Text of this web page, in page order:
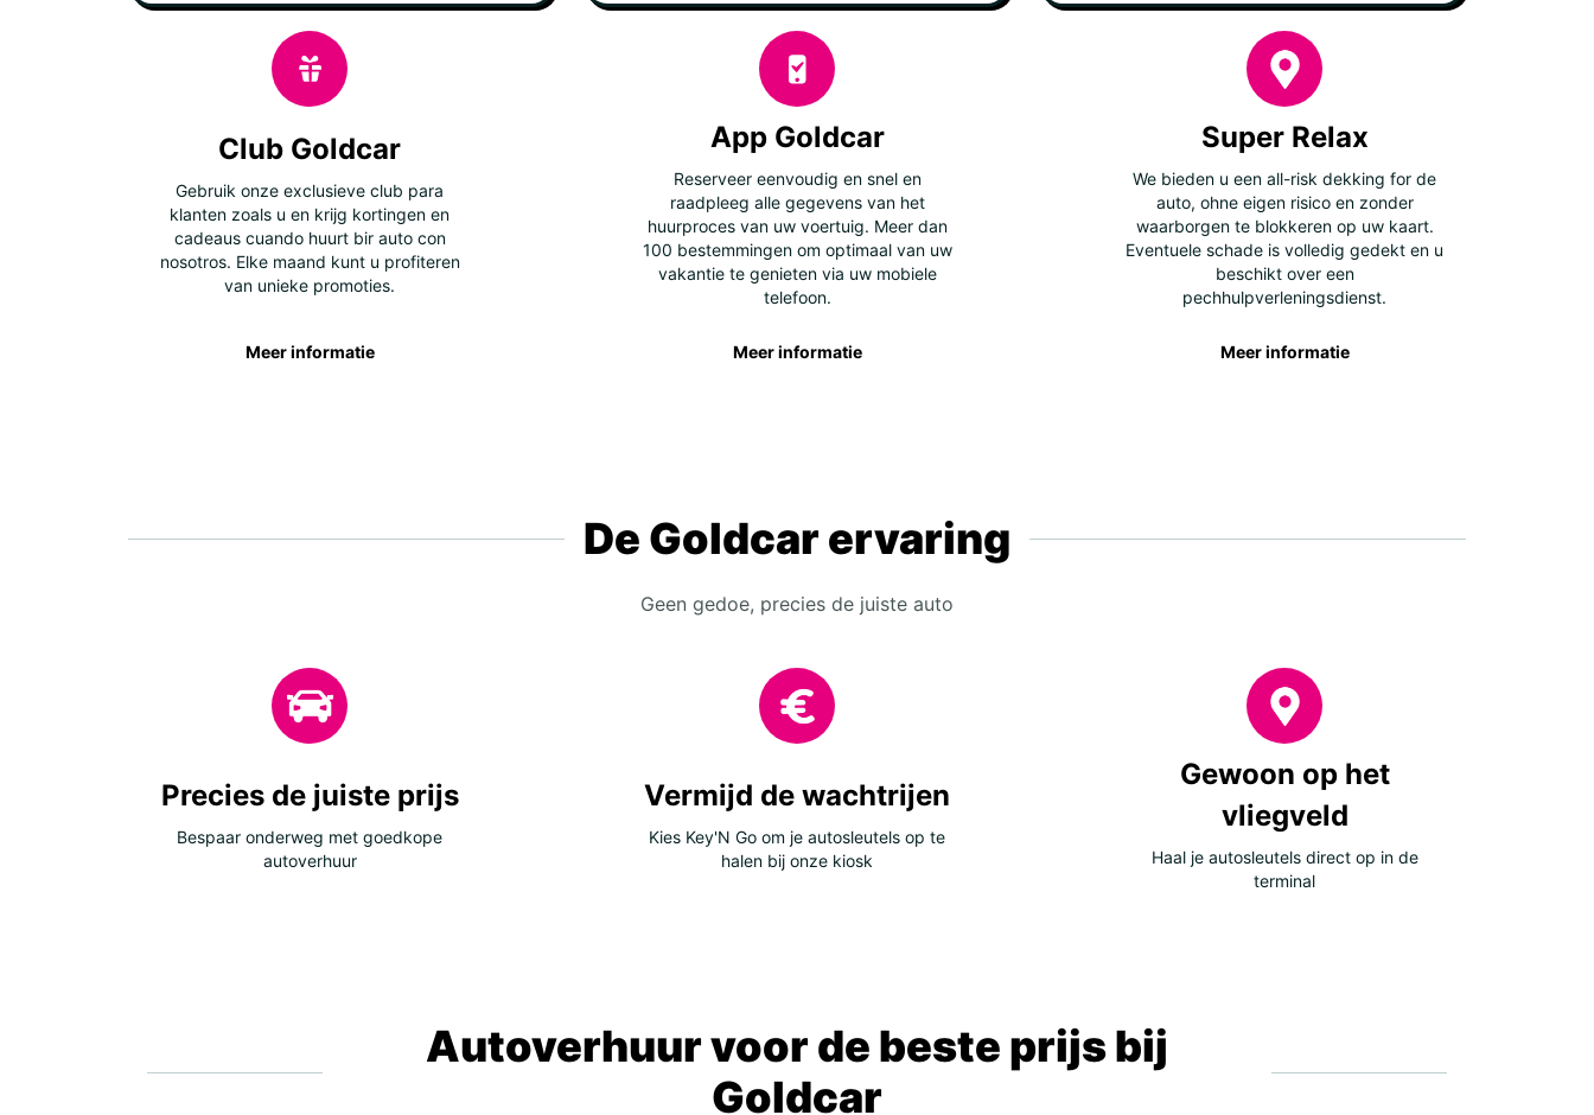
Club Goldcar
Gebruik onze exclusieve club para
klanten zoals u en krijg kortingen en
cadeaus cuando huurt bir auto con
nosotros. Elke maand kunt u profiteren
van unieke promoties.
Meer informatie
App Goldcar
Reserveer eenvoudig en snel en
raadpleeg alle gegevens van het
huurproces van uw voertuig. Meer dan
100 bestemmingen om optimaal van uw
vakantie te genieten via uw mobiele
telefoon.
Meer informatie
Super Relax
We bieden u een all-risk dekking for de
auto, ohne eigen risico en zonder
waarborgen te blokkeren op uw kaart.
Eventuele schade is volledig gedekt en u
beschikt over een
pechhulpverleningsdienst.
Meer informatie
De Goldcar ervaring
Geen gedoe, precies de juiste auto
Precies de juiste prijs
Bespaar onderweg met goedkope
autoverhuur
Vermijd de wachtrijen
Kies Key'N Go om je autosleutels op te
halen bij onze kiosk
Gewoon op het
vliegveld
Haal je autosleutels direct op in de
terminal
Autoverhuur voor de beste prijs bij
Goldcar